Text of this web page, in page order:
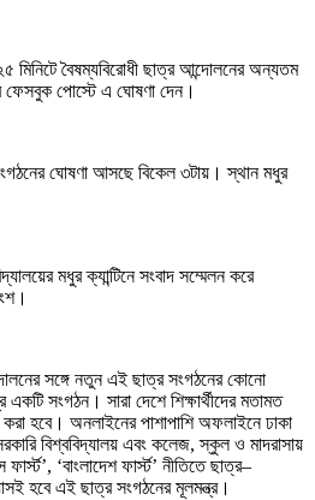
মিনিটে বৈষম্যবিরোধী ছাত্র আন্দোলনের অন্যতম
পোস্টে এ ঘোষণা দেন।
ঘোষণা আসছে বিকেল ৩টায়। স্থান মধুর
মধুর ক্যান্টিনে সংবাদ সম্মেলন করে
সঙ্গে নতুন এই ছাত্র সংগঠনের কোনো
সংগঠন। সারা দেশে শিক্ষার্থীদের মতামত
হবে। অনলাইনের পাশাপাশি অফলাইনে ঢাকা
বিশ্ববিদ্যালয় এবং কলেজ, স্কুল ও মাদরাসায়
‘বাংলাদেশ ফার্স্ট’ নীতিতে ছাত্র–
হবে এই ছাত্র সংগঠনের মূলমন্ত্র।